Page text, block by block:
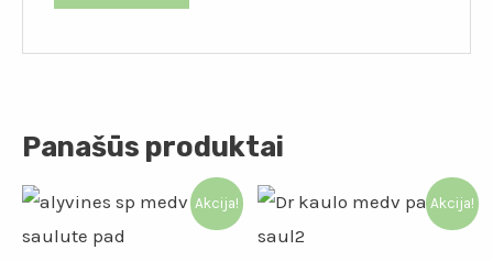
Panašūs produktai
Akcija! Akcija!